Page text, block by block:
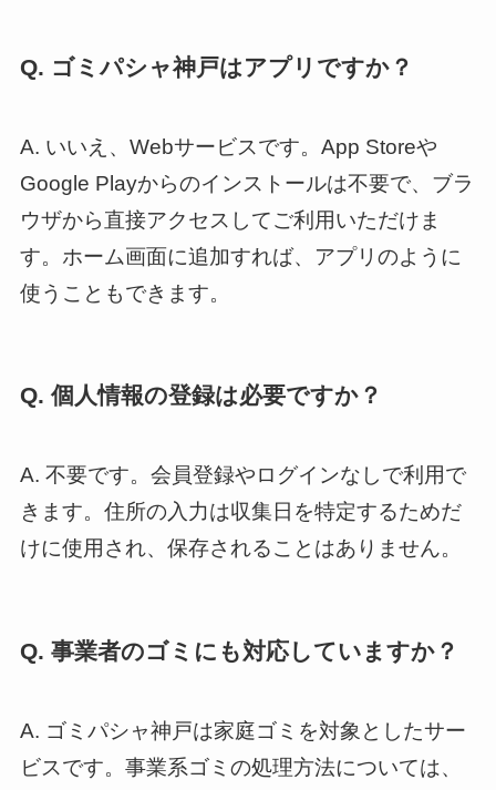
Q. ゴミパシャ神戸はアプリですか？
A. いいえ、Webサービスです。App Storeや
Google Playからのインストールは不要で、ブラ
ウザから直接アクセスしてご利用いただけま
す。ホーム画面に追加すれば、アプリのように
使うこともできます。
Q. 個人情報の登録は必要ですか？
A. 不要です。会員登録やログインなしで利用で
きます。住所の入力は収集日を特定するためだ
けに使用され、保存されることはありません。
Q. 事業者のゴミにも対応していますか？
A. ゴミパシャ神戸は家庭ゴミを対象としたサー
ビスです。事業系ゴミの処理方法については、